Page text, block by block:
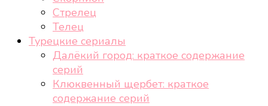
Стрелец
Телец
Турецкие сериалы
Далёкий город: краткое содержание
серий
Клюквенный щербет: краткое
содержание серий